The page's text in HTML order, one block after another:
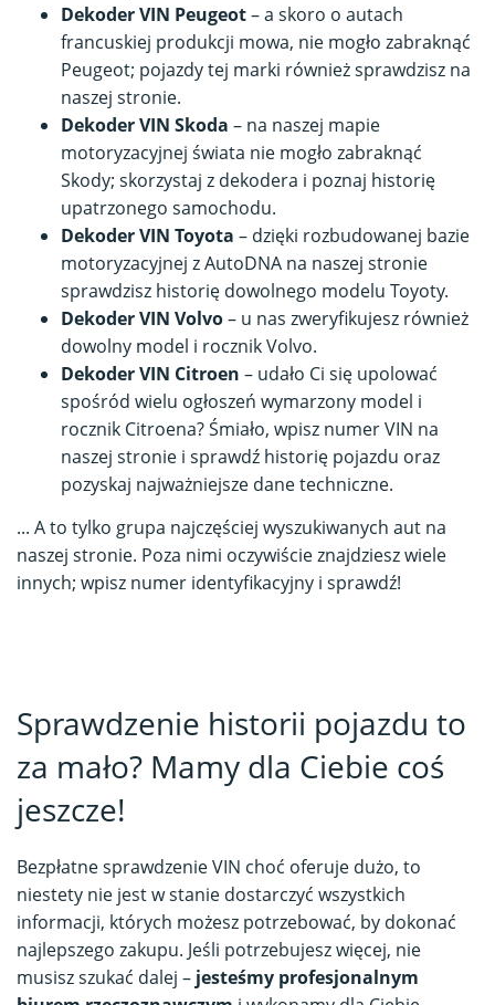
Dekoder VIN Peugeot– a skoro o autach
francuskiej produkcji mowa, nie mogło zabraknąć
Peugeot; pojazdy tej marki również sprawdzisz na
naszej stronie.
Dekoder VIN Skoda – na naszej mapie
motoryzacyjnej świata nie mogło zabraknąć
Skody; skorzystaj z dekodera i poznaj historię
upatrzonego samochodu.
Dekoder VIN Toyota – dzięki rozbudowanej bazie
motoryzacyjnej z AutoDNA na naszej stronie
sprawdzisz historię dowolnego modelu Toyoty.
Dekoder VIN Volvo– u nas zweryfikujesz również
dowolny model i rocznik Volvo.
Dekoder VIN Citroen – udało Ci się upolować
spośród wielu ogłoszeń wymarzony model i
rocznik Citroena? Śmiało, wpisz numer VIN na
naszej stronie i sprawdź historię pojazdu oraz
pozyskaj najważniejsze dane techniczne.
... A to tylko grupa najczęściej wyszukiwanych aut na
naszej stronie. Poza nimi oczywiście znajdziesz wiele
innych; wpisz numer identyfikacyjny i sprawdź!
Sprawdzenie historii pojazdu to
za mało? Mamy dla Ciebie coś
jeszcze!
Bezpłatne sprawdzenie VIN choć oferuje dużo, to
niestety nie jest w stanie dostarczyć wszystkich
informacji, których możesz potrzebować, by dokonać
najlepszego zakupu. Jeśli potrzebujesz więcej, nie
musisz szukać dalej – jesteśmy profesjonalnym